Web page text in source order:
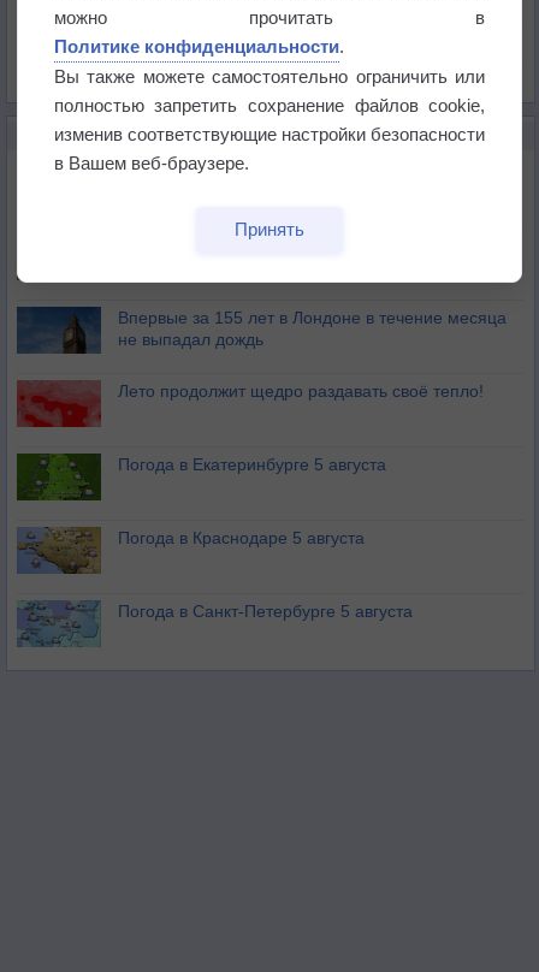
Осадки
Облачность
Список всех карт
НОВОЕ О ПОГОДЕ
Дневная температура воздуха в ОАЭ превысила
Европейские столицы бьют рекорды жары
Впервые за 155 лет в Лондоне в течение месяца
не выпадал дождь
Лето продолжит щедро раздавать своё тепло!
Погода в Екатеринбурге 5 августа
Погода в Краснодаре 5 августа
Погода в Санкт-Петербурге 5 августа
можно прочитать в
Политике конфиденциальности.
Вы также можете самостоятельно ограничить или
полностью запретить сохранение файлов cookie,
изменив соответствующие настройки безопасности
в Вашем веб-браузере.
Принять